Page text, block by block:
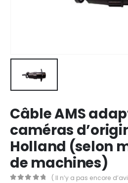
Câble AMS
caméras
Holland (selon
de machines)
( Il n’y a pas encore